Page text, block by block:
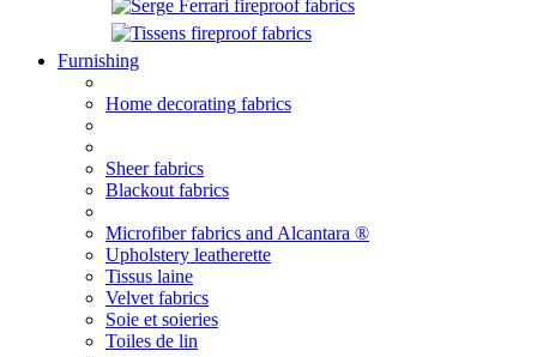
Furnishing
Home decorating fabrics
Sheer fabrics
Blackout fabrics
Microfiber fabrics and Alcantara ®
Upholstery leatherette
Tissus laine
Velvet fabrics
Soie et soieries
Toiles de lin